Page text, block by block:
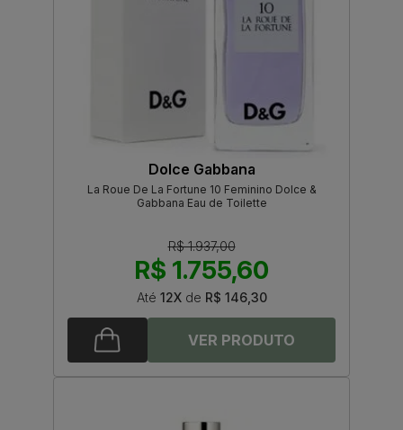
Dolce Gabbana
La Roue De La Fortune 10 Feminino Dolce &
Gabbana Eau de Toilette
R$ 1.937,00
R$ 1.755,60
Até 12Xde R$ 146,30